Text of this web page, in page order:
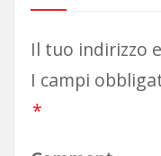
Il tuo indirizzo
I campi
*